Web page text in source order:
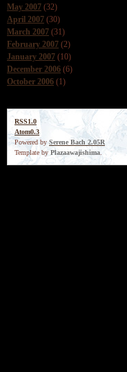
May 2007 (32)
April 2007 (30)
March 2007 (31)
February 2007 (2)
January 2007 (10)
December 2006 (6)
October 2006 (1)
RSS1.0
Atom0.3
Powered bySerene Bach 2.05R
Template by Plazaawajishima